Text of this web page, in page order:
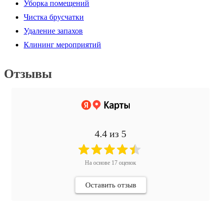
Уборка помещений
Чистка брусчатки
Удаление запахов
Клининг мероприятий
Отзывы
4.4 из 5
На основе 17 оценок
Оставить отзыв